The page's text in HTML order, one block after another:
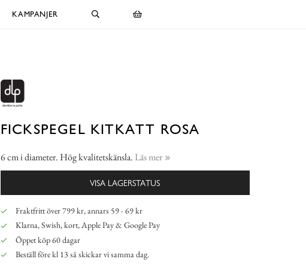
KAMPANJER
FICKSPEGEL KITKATT ROSA
6 cm i diameter. Hög kvalitetskänsla. Läs mer
VISA LAGERSTATUS
Fraktfritt över 799 kr, annars 59 - 69 kr
Klarna, Swish, kort, Apple Pay & Google Pay
Öppet köp 60 dagar
Beställ före kl 13 så skickar vi samma dag.